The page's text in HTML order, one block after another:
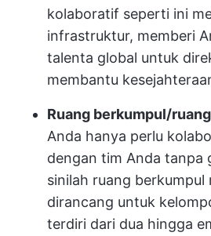
kolaboratif seperti ini
infrastruktur, memberi
talenta global untuk
membantu
Ruang berkumpul/
Anda hanya perlu
dengan tim Anda tanpa
sinilah ruang berkumpul
dirancang untuk
terdiri dari dua hingga